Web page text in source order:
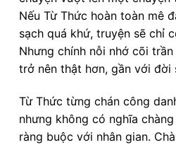
Nếu Từ Thức hoàn toàn mê
sạch quá khứ, truyện sẽ chỉ
Nhưng chính nỗi nhớ cõi
trở nên thật hơn, gần với đời
Từ Thức từng chán công
nhưng không có nghĩa
ràng buộc với nhân gian.